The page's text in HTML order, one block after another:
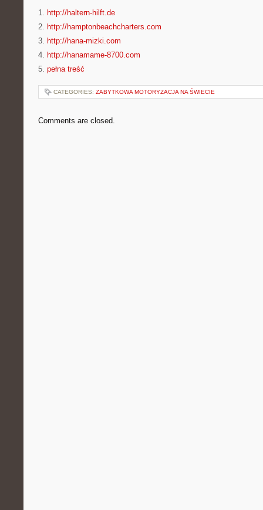
1. http://haltern-hilft.de
2. http://hamptonbeachcharters.com
3. http://hana-mizki.com
4. http://hanamame-8700.com
5. pełna treść
CATEGORIES: ZABYTKOWA MOTORYZACJA NA ŚWIECIE
Comments are closed.